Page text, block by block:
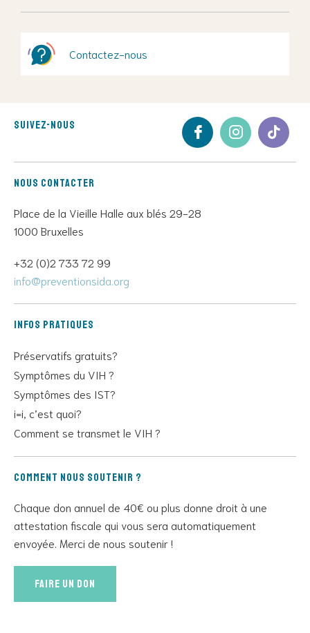
Contactez-nous
Suivez-nous
Nous contacter
Place de la Vieille Halle aux blés 29-28
1000 Bruxelles
+32 (0)2 733 72 99
info@preventionsida.org
Infos pratiques
Préservatifs gratuits?
Symptômes du VIH ?
Symptômes des IST?
i=i, c’est quoi?
Comment se transmet le VIH ?
Comment nous soutenir ?
Chaque don annuel de 40€ ou plus donne droit à une
attestation fiscale qui vous sera automatiquement
envoyée. Merci de nous soutenir !
Faire un don